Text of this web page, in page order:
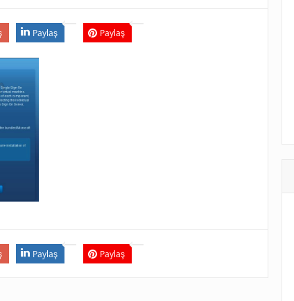
Paylaş Paylaş
Paylaş Paylaş